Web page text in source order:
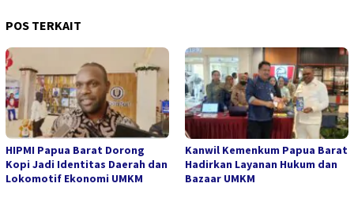
POS TERKAIT
HIPMI Papua Barat Dorong
Kopi Jadi Identitas Daerah dan
Lokomotif Ekonomi UMKM
Kanwil Kemenkum Papua Barat
Hadirkan Layanan Hukum dan
Bazaar UMKM